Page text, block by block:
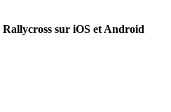
sur iOS et Android